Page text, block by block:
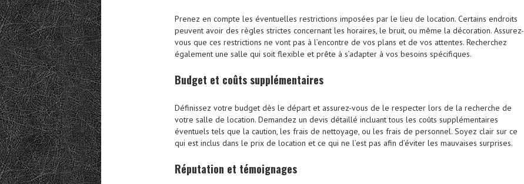
Prenez en compte les éventuelles restrictions imposées par le lieu de location. Certains endroits
peuvent avoir des règles strictes concernant les horaires, le bruit, ou même la décoration. Assurez-
vous que ces restrictions ne vont pas à l’encontre de vos plans et de vos attentes. Recherchez
également une salle qui soit flexible et prête à s’adapter à vos besoins spécifiques.
Budget et coûts supplémentaires
Définissez votre budget dès le départ et assurez-vous de le respecter lors de la recherche de
votre salle de location. Demandez un devis détaillé incluant tous les coûts supplémentaires
éventuels tels que la caution, les frais de nettoyage, ou les frais de personnel. Soyez clair sur ce
qui est inclus dans le prix de location et ce qui ne l’est pas afin d’éviter les mauvaises surprises.
Réputation et témoignages